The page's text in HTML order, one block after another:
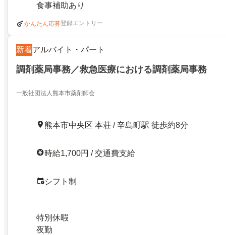
食事補助あり
かんたん応募登録エントリー
新着アルバイト・パート
調剤薬局事務／救急医療における調剤薬局事務
一般社団法人熊本市薬剤師会
熊本市中央区 本荘 / 辛島町駅 徒歩約8分
時給1,700円 / 交通費支給
シフト制
特別休暇
夜勤